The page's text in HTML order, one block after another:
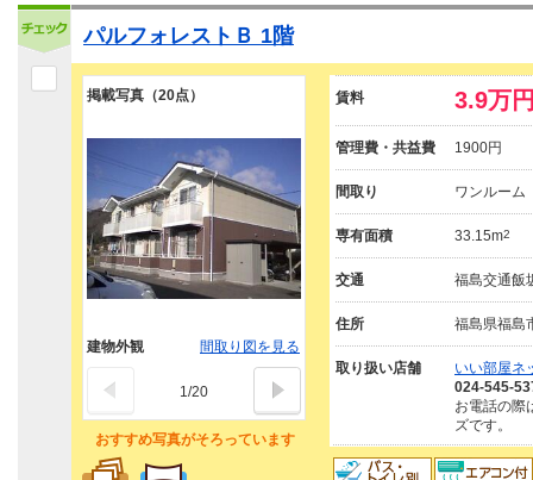
パルフォレストＢ 1階
掲載写真（20点）
おすすめ写真がそろっています
建物外観 間取り図を見る
1/20
賃料 3.9万
管理費・共益費 1900円
間取り ワンルーム
専有面積 33.15m2
交通 福島交通飯
住所 福島県福島
取り扱い店舗
いい部屋ネ
024-545-
お電話の際
ズです。